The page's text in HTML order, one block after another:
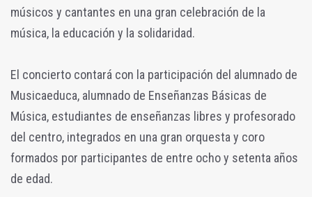
músicos y cantantes en una gran celebración de la
música, la educación y la solidaridad.
El concierto contará con la participación del alumnado de
Musicaeduca, alumnado de Enseñanzas Básicas de
Música, estudiantes de enseñanzas libres y profesorado
del centro, integrados en una gran orquesta y coro
formados por participantes de entre ocho y setenta años
de edad.